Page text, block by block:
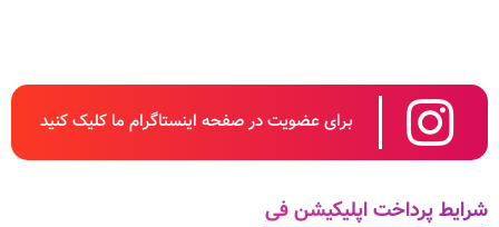
برای عضویت در صفحه اینستاگرام ما کلیک کنید
شرایط پرداخت اپلیکیشن فی